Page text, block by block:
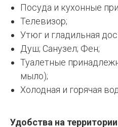
Посуда и кухонные
Телевизор;
Утюг и гладильная
Душ; Санузел; Фен;
Туалетные
мыло);
Холодная и горячая
Удобства на